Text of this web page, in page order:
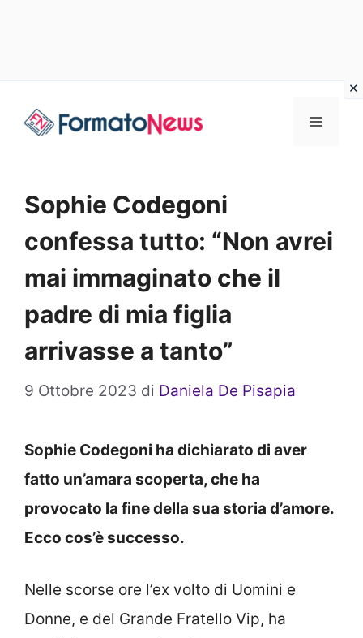
Menu
Sophie Codegoni
confessa tutto: “Non avrei
mai immaginato che il
padre di mia figlia
arrivasse a tanto”
9 Ottobre 2023 di Daniela De Pisapia
Sophie Codegoni ha dichiarato di aver
fatto un’amara scoperta, che ha
provocato la fine della sua storia d’amore.
Ecco cos’è successo.
Nelle scorse ore l’ex volto di Uomini e
Donne, e del Grande Fratello Vip, ha